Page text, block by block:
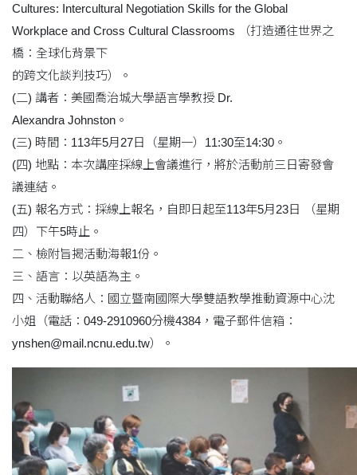
Cultures: Intercultural Negotiation Skills for the Global
Workplace and Cross Cultural Classrooms （打造通往世界之
橋：全球化背景下
的跨文化談判技巧）。
(二) 講者：美國喬治城大學語言學教授 Dr.
Alexandra Johnston。
(三) 時間：113年5月27日（星期一）11:30至14:30。
(四) 地點：本次講座採線上會議進行，將於活動前三日寄發會
議連結。
(五) 報名方式：採線上報名，自即日起至113年5月23日 （星期
四）下午5時止。
二、檢附旨揭活動海報1份。
三、語言：以英語為主。
四、活動聯絡人：國立暨南國際大學雙語教學推動資源中心沈
小姐（電話：049-2910960分機4384，電子郵件信箱：
ynshen@mail.ncnu.edu.tw）。